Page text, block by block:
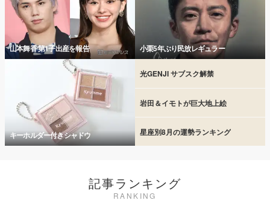
山本舞香 第1子出産を報告 小栗5年ぶり民放レギュラー
キーホルダー付きシャドウ
光GENJI サブスク解禁
岩田＆イモトが巨大地上絵
星座別8月の運勢ランキング
記事ランキング
RANKING